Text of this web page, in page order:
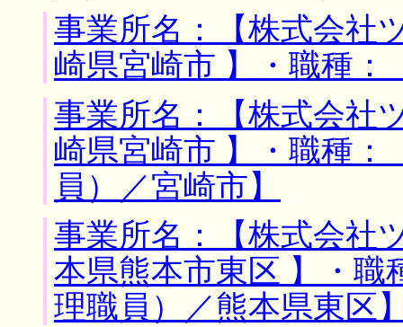
事業所名：【株式会
崎県宮崎市 】・職種：
事業所名：【株式会
崎県宮崎市 】・職種
員）／宮崎市】
事業所名：【株式会
本県熊本市東区 】・
理職員）／熊本県東区